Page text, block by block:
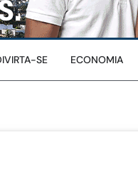
SE ECONOMIA